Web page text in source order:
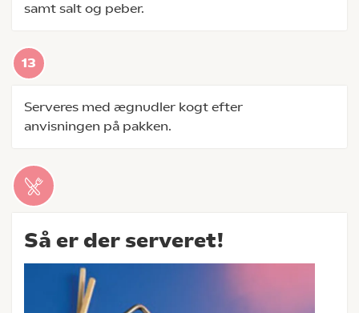
samt salt og peber.
Serveres med ægnudler kogt efter
anvisningen på pakken.
Så er der serveret!